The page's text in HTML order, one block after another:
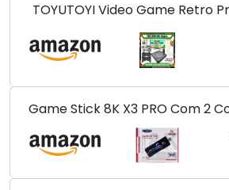
TOYUTOYI Video Game Retro
Jogos + 4 Controles +
Game Stick 8K X3 PRO Com 2
Controlador De Jogo